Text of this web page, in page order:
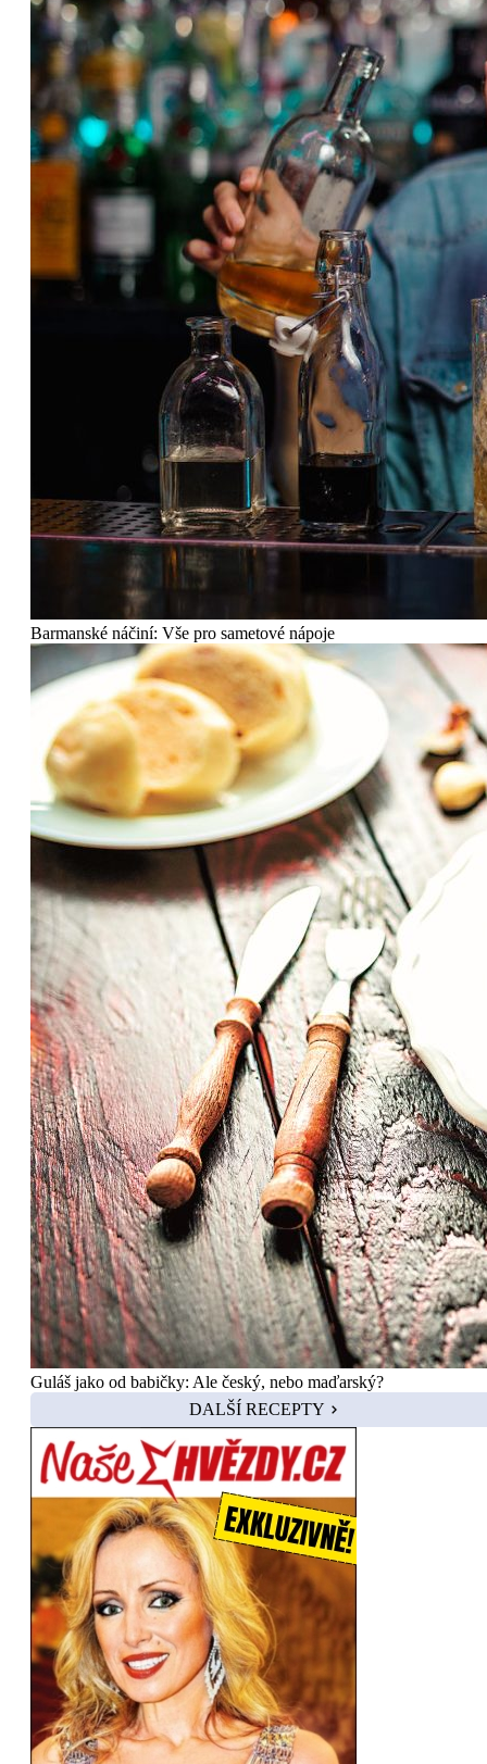
Barmanské náčiní: Vše pro sametové nápoje
Guláš jako od babičky: Ale český, nebo maďarský?
DALŠÍ RECEPTY